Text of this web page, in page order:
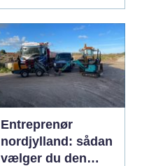
Entreprenør
nordjylland: sådan
vælger du den